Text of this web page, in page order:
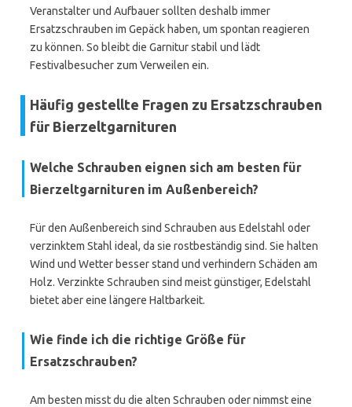
Veranstalter und Aufbauer sollten deshalb immer
Ersatzschrauben im Gepäck haben, um spontan reagieren
zu können. So bleibt die Garnitur stabil und lädt
Festivalbesucher zum Verweilen ein.
Häufig gestellte Fragen zu Ersatzschrauben
für Bierzeltgarnituren
Welche Schrauben eignen sich am besten für
Bierzeltgarnituren im Außenbereich?
Für den Außenbereich sind Schrauben aus Edelstahl oder
verzinktem Stahl ideal, da sie rostbeständig sind. Sie halten
Wind und Wetter besser stand und verhindern Schäden am
Holz. Verzinkte Schrauben sind meist günstiger, Edelstahl
bietet aber eine längere Haltbarkeit.
Wie finde ich die richtige Größe für
Ersatzschrauben?
Am besten misst du die alten Schrauben oder nimmst eine